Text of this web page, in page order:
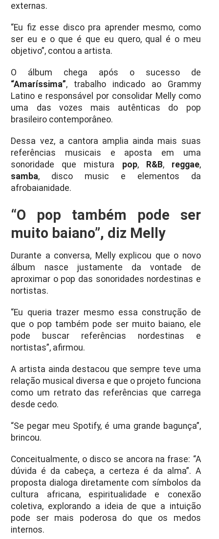
externas.
“Eu fiz esse disco pra aprender mesmo, como
ser eu e o que é que eu quero, qual é o meu
objetivo”, contou a artista.
O álbum chega após o sucesso de
“Amaríssima”, trabalho indicado ao Grammy
Latino e responsável por consolidar Melly como
uma das vozes mais autênticas do pop
brasileiro contemporâneo.
Dessa vez, a cantora amplia ainda mais suas
referências musicais e aposta em uma
sonoridade que mistura pop, R&B, reggae,
samba, disco music e elementos da
afrobaianidade.
“O pop também pode ser
muito baiano”, diz Melly
Durante a conversa, Melly explicou que o novo
álbum nasce justamente da vontade de
aproximar o pop das sonoridades nordestinas e
nortistas.
“Eu queria trazer mesmo essa construção de
que o pop também pode ser muito baiano, ele
pode buscar referências nordestinas e
nortistas”, afirmou.
A artista ainda destacou que sempre teve uma
relação musical diversa e que o projeto funciona
como um retrato das referências que carrega
desde cedo.
“Se pegar meu Spotify, é uma grande bagunça”,
brincou.
Conceitualmente, o disco se ancora na frase: “A
dúvida é da cabeça, a certeza é da alma”. A
proposta dialoga diretamente com símbolos da
cultura africana, espiritualidade e conexão
coletiva, explorando a ideia de que a intuição
pode ser mais poderosa do que os medos
internos.